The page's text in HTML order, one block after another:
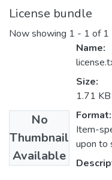
License bundle
Now showing 1 - 1 of 1
No
Thumbnail
Available
Name:
Size:
1.71 KB
Format:
Item-
upon to